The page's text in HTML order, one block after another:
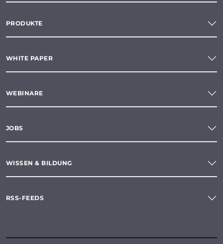
PRODUKTE
WHITE PAPER
WEBINARE
JOBS
WISSEN & BILDUNG
RSS-FEEDS